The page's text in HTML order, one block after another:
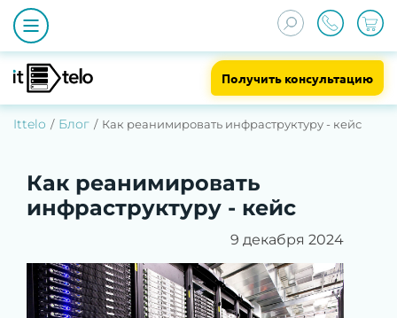
Получить консультацию
Ittelo Блог Как реанимировать инфраструктуру - кейс
Как реанимировать
инфраструктуру - кейс
9 декабря 2024